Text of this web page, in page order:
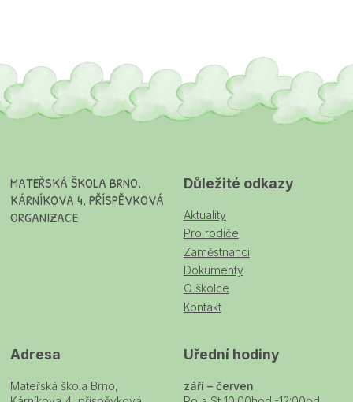
MATEŘSKÁ ŠKOLA BRNO,
KÁRNÍKOVA 4, PŘÍSPĚVKOVÁ
ORGANIZACE
Důležité odkazy
Aktuality
Pro rodiče
Zaměstnanci
Dokumenty
O školce
Kontakt
Adresa
Mateřská škola Brno,
Uřední hodiny
září – červen